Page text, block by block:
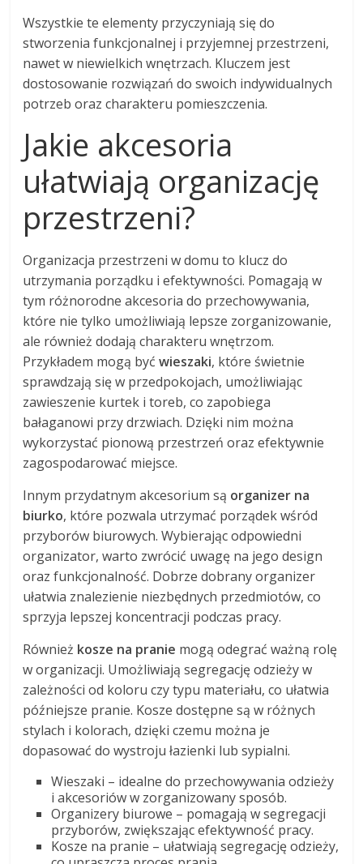
Wszystkie te elementy przyczyniają się do
stworzenia funkcjonalnej i przyjemnej przestrzeni,
nawet w niewielkich wnętrzach. Kluczem jest
dostosowanie rozwiązań do swoich indywidualnych
potrzeb oraz charakteru pomieszczenia.
Jakie akcesoria
ułatwiają organizację
przestrzeni?
Organizacja przestrzeni w domu to klucz do
utrzymania porządku i efektywności. Pomagają w
tym różnorodne akcesoria do przechowywania,
które nie tylko umożliwiają lepsze zorganizowanie,
ale również dodają charakteru wnętrzom.
Przykładem mogą byćwieszaki, które świetnie
sprawdzają się w przedpokojach, umożliwiając
zawieszenie kurtek i toreb, co zapobiega
bałaganowi przy drzwiach. Dzięki nim można
wykorzystać pionową przestrzeń oraz efektywnie
zagospodarować miejsce.
Innym przydatnym akcesorium są organizer na
biurko, które pozwala utrzymać porządek wśród
przyborów biurowych. Wybierając odpowiedni
organizator, warto zwrócić uwagę na jego design
oraz funkcjonalność. Dobrze dobrany organizer
ułatwia znalezienie niezbędnych przedmiotów, co
sprzyja lepszej koncentracji podczas pracy.
Również kosze na pranie mogą odegrać ważną rolę
w organizacji. Umożliwiają segregację odzieży w
zależności od koloru czy typu materiału, co ułatwia
późniejsze pranie. Kosze dostępne są w różnych
stylach i kolorach, dzięki czemu można je
dopasować do wystroju łazienki lub sypialni.
Wieszaki – idealne do przechowywania odzieży
i akcesoriów w zorganizowany sposób.
Organizery biurowe – pomagają w segregacji
przyborów, zwiększając efektywność pracy.
Kosze na pranie – ułatwiają segregację odzieży,